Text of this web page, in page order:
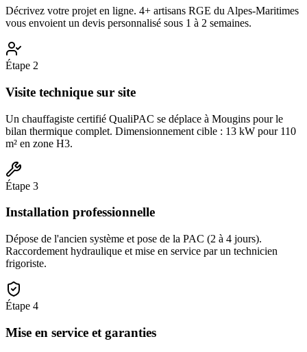
Décrivez votre projet en ligne. 4+ artisans RGE du Alpes-Maritimes
vous envoient un devis personnalisé sous 1 à 2 semaines.
Étape 2
Visite technique sur site
Un chauffagiste certifié QualiPAC se déplace à Mougins pour le
bilan thermique complet. Dimensionnement cible : 13 kW pour 110
m² en zone H3.
Étape 3
Installation professionnelle
Dépose de l'ancien système et pose de la PAC (2 à 4 jours).
Raccordement hydraulique et mise en service par un technicien
frigoriste.
Étape 4
Mise en service et garanties